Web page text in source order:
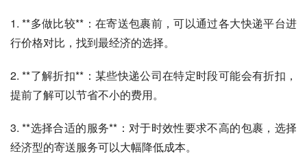
1. **多做比较**：在寄送包裹前，可以通过各大快递平台进
行价格对比，找到最经济的选择。
2. **了解折扣**：某些快递公司在特定时段可能会有折扣，
提前了解可以节省不小的费用。
3. **选择合适的服务**：对于时效性要求不高的包裹，选择
经济型的寄送服务可以大幅降低成本。